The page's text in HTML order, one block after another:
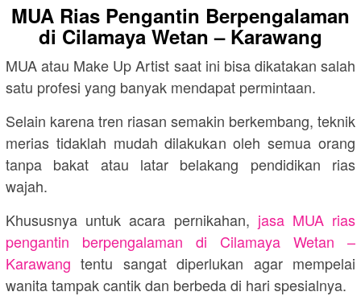
MUA Rias Pengantin Berpengalaman
di Cilamaya Wetan – Karawang
MUA atau Make Up Artist saat ini bisa dikatakan salah
satu profesi yang banyak mendapat permintaan.
Selain karena tren riasan semakin berkembang, teknik
merias tidaklah mudah dilakukan oleh semua orang
tanpa bakat atau latar belakang pendidikan rias
wajah.
Khususnya untuk acara pernikahan, jasa MUA rias
pengantin berpengalaman di Cilamaya Wetan –
Karawang tentu sangat diperlukan agar mempelai
wanita tampak cantik dan berbeda di hari spesialnya.